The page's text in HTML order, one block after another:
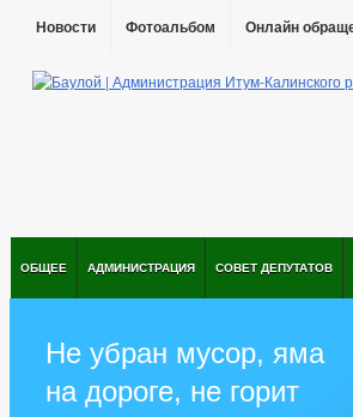
Новости Фотоальбом Онлайн
ОБЩЕЕ АДМИНИСТРАЦИЯ СОВЕТ ДЕПУТАТОВ
Не убран мусор, яма
на дороге, не горит